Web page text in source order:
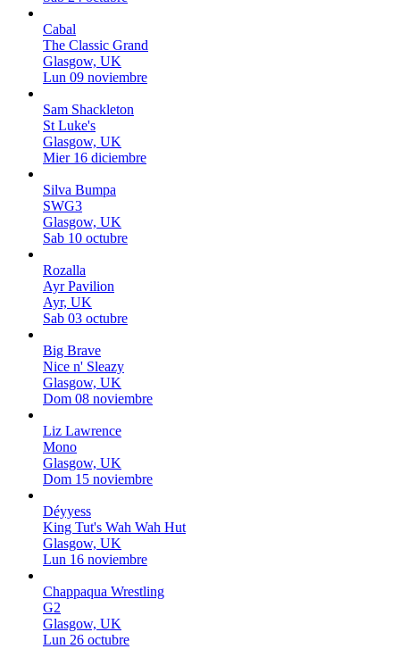
Cabal
The Classic Grand
Glasgow, UK
Lun 09 noviembre
Sam Shackleton
St Luke's
Glasgow, UK
Mier 16 diciembre
Silva Bumpa
SWG3
Glasgow, UK
Sab 10 octubre
Rozalla
Ayr Pavilion
Ayr, UK
Sab 03 octubre
Big Brave
Nice n' Sleazy
Glasgow, UK
Dom 08 noviembre
Liz Lawrence
Mono
Glasgow, UK
Dom 15 noviembre
Déyyess
King Tut's Wah Wah Hut
Glasgow, UK
Lun 16 noviembre
Chappaqua Wrestling
G2
Glasgow, UK
Lun 26 octubre